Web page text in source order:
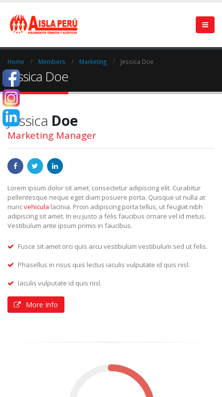
Home Members Marketing Jessica Doe
Jessica Doe
Jessica Doe
Marketing Manager
Lorem ipsum dolor sit amet, consectetur adipiscing elit. Curabitur
pellentesque neque eget diam posuere porta. Quisque ut nulla at
nuncvehicula lacinia. Proin adipiscing porta tellus, ut feugiat nibh
adipiscing sit amet. In eu justo a felis faucibus ornare vel id metus.
Vestibulum ante ipsum primis in faucibus.
Fusce sit amet orci quis arcu vestibulum vestibulum sed ut felis.
Phasellus in risus quis lectus iaculis vulputate id quis nisl.
Iaculis vulputate id quis nisl.
More Info